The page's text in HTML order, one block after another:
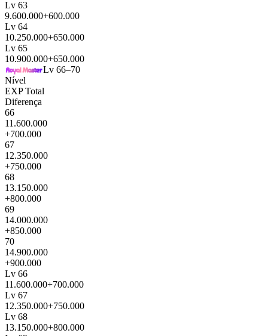
Lv 63
9.600.000+600.000
Lv 64
10.250.000+650.000
Lv 65
10.900.000+650.000
Lv 66–70
Nível
EXP Total
Diferença
66
11.600.000
+700.000
67
12.350.000
+750.000
68
13.150.000
+800.000
69
14.000.000
+850.000
70
14.900.000
+900.000
Lv 66
11.600.000+700.000
Lv 67
12.350.000+750.000
Lv 68
13.150.000+800.000